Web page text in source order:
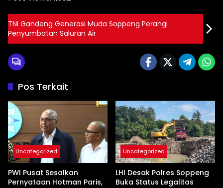
TNI Gandeng Generasi Muda Soppeng Perangi
Penyumbatan Saluran Air
Pos Terkait
Uncategorized
PWI Pusat Sesalkan
Pernyataan Hotman Paris,
Uncategorized
LHI Desak Polres Soppeng
Buka Status Legalitas